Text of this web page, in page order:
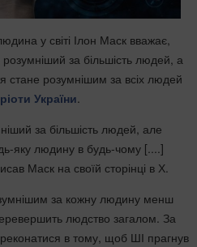
у світі Ілон Маск вважає,
за більшість людей, а
стане розумнішим за всіх людей
України
за більшість людей, але
яку людину в будь-чому [....]
Маск на своїй сторінці в Х.
за кожну людину менш
людство загалом. За
в тому, щоб ШІ прагнув